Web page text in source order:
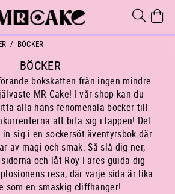
BÖCKER
BÖCKER
bokskatten från ingen mindre
MR Cake! I vår shop kan du
alla hans fenomenala böcker till
att bita sig i läppen! Det
sig i en sockersöt äventyrsbok där
av magi och smak. Så slå dig ner,
och låt Roy Fares guida dig
resa, där varje sida är lika
som en smaskig cliffhanger!